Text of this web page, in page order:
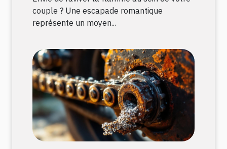
couple ? Une escapade romantique
représente un moyen...